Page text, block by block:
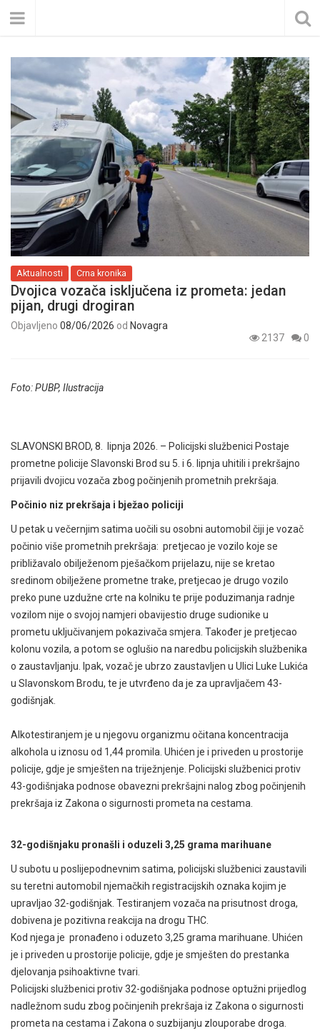
Aktualnosti Crna kronika
Dvojica vozača isključena iz prometa: jedan
pijan, drugi drogiran
Objavljeno 08/06/2026 od Novagra
2137
0
Foto: PUBP, Ilustracija
SLAVONSKI BROD, 8. lipnja 2026. – Policijski službenici Postaje
prometne policije Slavonski Brod su 5. i 6. lipnja uhitili i prekršajno
prijavili dvojicu vozača zbog počinjenih prometnih prekršaja.
Počinio niz prekršaja i bježao policiji
U petak u večernjim satima uočili su osobni automobil čiji je vozač
počinio više prometnih prekršaja: pretjecao je vozilo koje se
približavalo obilježenom pješačkom prijelazu, nije se kretao
sredinom obilježene prometne trake, pretjecao je drugo vozilo
preko pune uzdužne crte na kolniku te prije poduzimanja radnje
vozilom nije o svojoj namjeri obavijestio druge sudionike u
prometu uključivanjem pokazivača smjera. Također je pretjecao
kolonu vozila, a potom se oglušio na naredbu policijskih službenika
o zaustavljanju. Ipak, vozač je ubrzo zaustavljen u Ulici Luke Lukića
u Slavonskom Brodu, te je utvrđeno da je za upravljačem 43-
godišnjak.
Alkotestiranjem je u njegovu organizmu očitana koncentracija
alkohola u iznosu od 1,44 promila. Uhićen je i priveden u prostorije
policije, gdje je smješten na triježnjenje. Policijski službenici protiv
43-godišnjaka podnose obavezni prekršajni nalog zbog počinjenih
prekršaja iz Zakona o sigurnosti prometa na cestama.
32-godišnjaku pronašli i oduzeli 3,25 grama marihuane
U subotu u poslijepodnevnim satima, policijski službenici zaustavili
su teretni automobil njemačkih registracijskih oznaka kojim je
upravljao 32-godišnjak. Testiranjem vozača na prisutnost droga,
dobivena je pozitivna reakcija na drogu THC.
Kod njega je pronađeno i oduzeto 3,25 grama marihuane. Uhićen
je i priveden u prostorije policije, gdje je smješten do prestanka
djelovanja psihoaktivne tvari.
Policijski službenici protiv 32-godišnjaka podnose optužni prijedlog
nadležnom sudu zbog počinjenih prekršaja iz Zakona o sigurnosti
prometa na cestama i Zakona o suzbijanju zlouporabe droga.